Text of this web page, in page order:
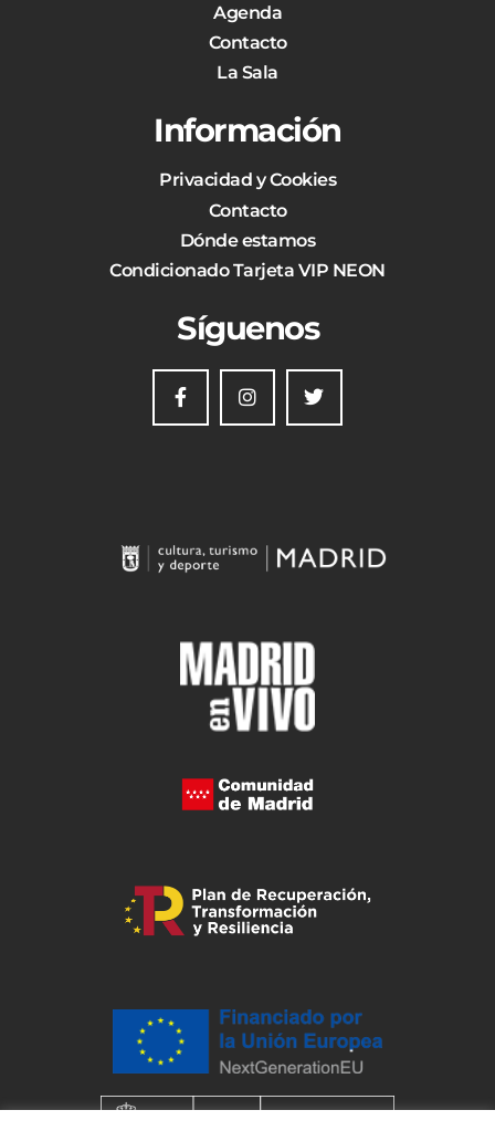
Agenda
Contacto
La Sala
Información
Privacidad y Cookies
Contacto
Dónde estamos
Condicionado Tarjeta VIP NEON
Síguenos